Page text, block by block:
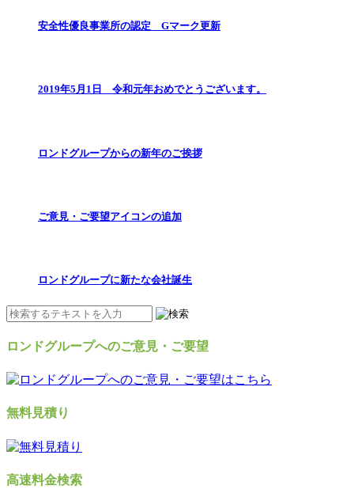
安全性優良事業所の認定 Gマーク更新
2019年5月1日 令和元年おめでとうございます。
ロンドグループからの新年のご挨拶
ご意見・ご要望アイコンの追加
ロンドグループに新たな会社誕生
ロンドグループへのご意見・ご要望
無料見積り
高速料金検索